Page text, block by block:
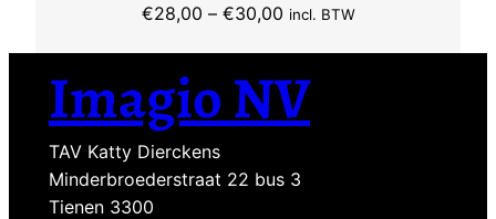
€28,00 – €30,00Prijsklasse:
€30,00
incl. BTW
Imagio NV
TAV Katty Dierckens
Minderbroederstraat 22 bus 3
Tienen 3300